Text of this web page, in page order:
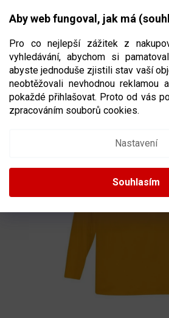
Aby web fungoval, jak má
Pro co nejlepší zážitek z
vyhledávání, abychom si
abyste jednoduše zjistili stav vaší
neobtěžovali nevhodnou reklamou
pokaždé přihlašovat. Proto od vás
zpracováním souborů cookies.
Nastavení
Souhlasím
CZK
HOKEJOVÝ TRÉNINKOVÝ
PRACTICE JRVELIKOST